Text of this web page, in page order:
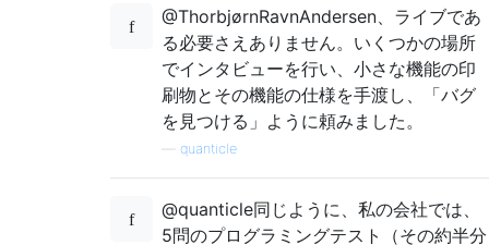
@ThorbjørnRavnAndersen、ライブであ
る必要さえありません。いくつかの場所
でインタビューを行い、小さな機能の印
刷物とその機能の仕様を手渡し、「バグ
を見つける」ように頼みました。
quanticle
@quanticle同じように、私の会社では、
5問のプログラミングテスト（その約半分